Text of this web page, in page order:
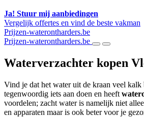
Ja! Stuur mij aanbiedingen
Vergelijk offertes en vind de beste vakman
Prijzen-waterontharders.be
Prijzen-waterontharders.be
Waterverzachter kopen
Vind je dat het water uit de kraan veel kalk
tegenwoordig iets aan doen en heeft
voordelen; zacht water is namelijk niet
en apparaten maar is ook beter voor je